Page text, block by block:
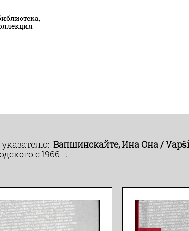
Вапшинскайте, Ина Она /
с 1966 г.